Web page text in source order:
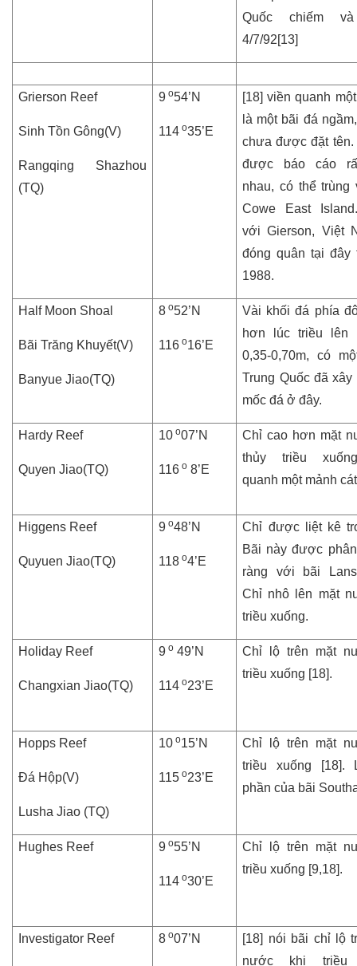
Quốc chiếm
4/7/92[13]
Grierson Reef
Sinh Tồn Gông(V)
Rangqing Shazhou
(TQ)
9 o54’N
114 o35’E
[18] viền quanh
là một bãi đá
chưa được đặt tên.
được báo cáo
nhau, có thể trùng
Cowe East
với Gierson, Việt
đóng quân tại đây
1988.
Half Moon Shoal
Bãi Trăng Khuyết(V)
Banyue Jiao(TQ)
8 o52’N
116 o16’E
Vài khối đá phía
hơn lúc triều lên
0,35-0,70m, có
Trung Quốc đã xây
mốc đá ở đây.
Hardy Reef
Quyen Jiao(TQ)
10 o07’N
116 o 8’E
Chỉ cao hơn mặt
thủy triều
quanh một mảnh
Higgens Reef
Quyuen Jiao(TQ)
9 o48’N
118 o4’E
Chỉ được liệt kê
Bãi này được
ràng với bãi
Chỉ nhô lên mặt
triều xuống.
Holiday Reef
Changxian Jiao(TQ)
9 o 49’N
114 o23’E
Chỉ lộ trên mặt
triều xuống [18].
Hopps Reef
Đá Hộp(V)
Lusha Jiao (TQ)
10 o15’N
115 o23’E
Chỉ lộ trên mặt
triều xuống [18].
phần của bãi
Hughes Reef 9 o55’N
114 o30’E
Chỉ lộ trên mặt
triều xuống [9,18].
Investigator Reef 8 o07’N
[18] nói bãi chỉ lộ
nước khi triều